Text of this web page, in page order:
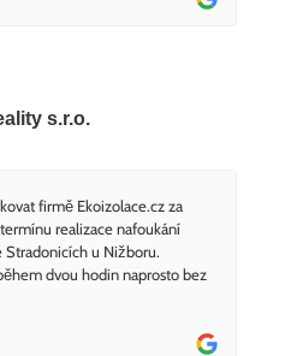
s.r.o.
firmě Ekoizolace.cz za
realizace nafoukání
Stradonicích u Nižboru.
dvou hodin naprosto bez